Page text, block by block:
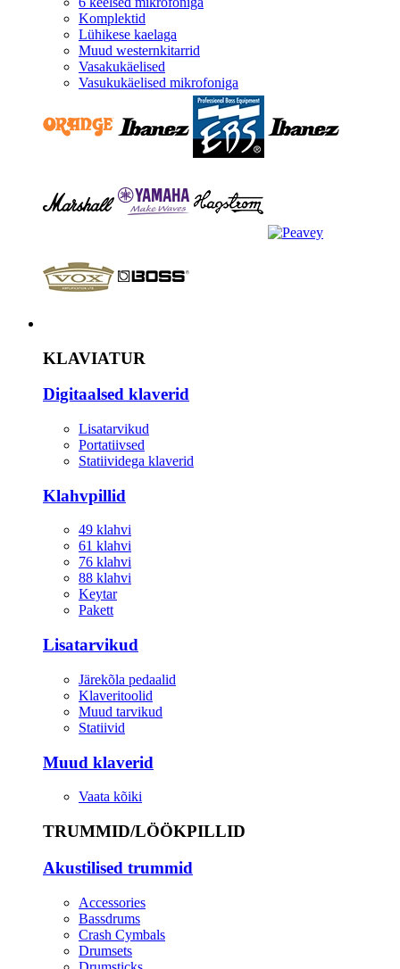
Komplektid
Lühikese kaelaga
Muud westernkitarrid
Vasakukäelised
Vasukukäelised mikrofoniga
KLAVIATUR
Digitaalsed klaverid
Lisatarvikud
Portatiivsed
Statiividega klaverid
Klahvpillid
49 klahvi
61 klahvi
76 klahvi
88 klahvi
Keytar
Pakett
Lisatarvikud
Järekõla pedaalid
Klaveritoolid
Muud tarvikud
Statiivid
Muud klaverid
Vaata kõiki
TRUMMID/LÖÖKPILLID
Akustilised trummid
Accessories
Bassdrums
Crash Cymbals
Drumsets